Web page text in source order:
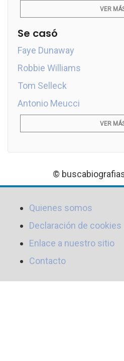
VER
Se casó
Faye Dunaway
Robbie Williams
Tom Selleck
Antonio Meucci
VER
©
Quienes somos
Declaración de cookies
Enlace a nuestro sitio
Contacto